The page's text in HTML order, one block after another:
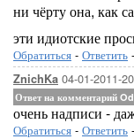
ни чёрту она, как
эти идиотские
Обратиться - Ответить -
ZnichKa 04-01-2011-
Ответ на комментарий
очень надписи -
Обратиться - Ответить -